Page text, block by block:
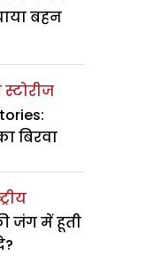
बहन
बिरवा
जंग में हूती